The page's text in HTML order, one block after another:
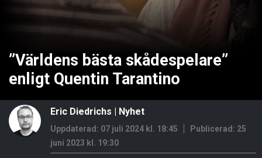
”Världens bästa skådespelare”
enligt Quentin Tarantino
Eric Diedrichs | Nyhet
Uppdaterad: 07 juli 2024 kl. 18:45 Publicerad: 25
juni 2023 kl. 19:30